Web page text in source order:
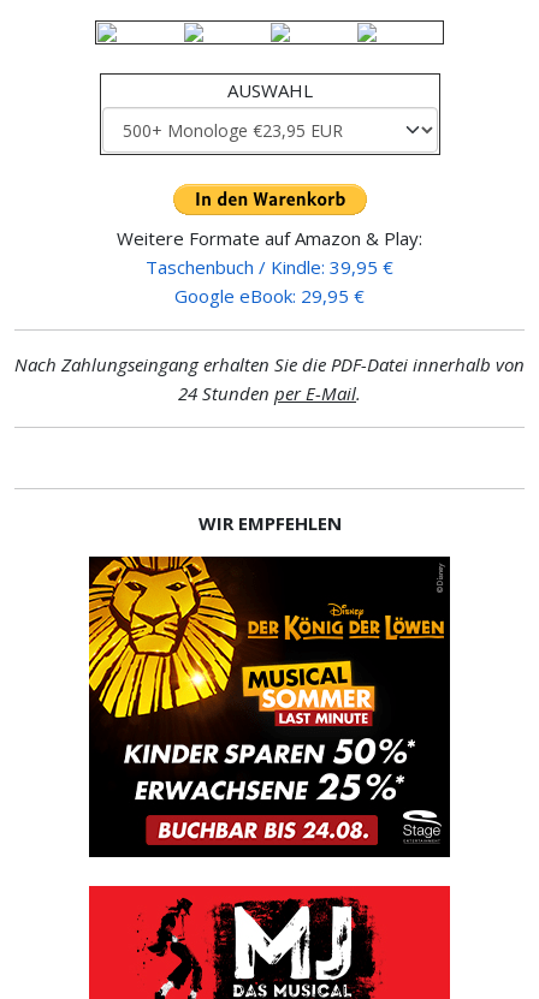
AUSWAHL
Weitere Formate auf Amazon & Play:
Taschenbuch / Kindle: 39,95 €
Google eBook: 29,95 €
Nach Zahlungseingang erhalten Sie die PDF-Datei innerhalb von
24 Stunden per E-Mail.
WIR EMPFEHLEN